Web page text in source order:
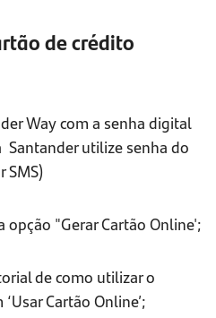
de crédito
Waycom a senha digital
Santander utilize senha do
SMS)
"Gerar Cartão Online';
de como utilizar o
Cartão Online’;